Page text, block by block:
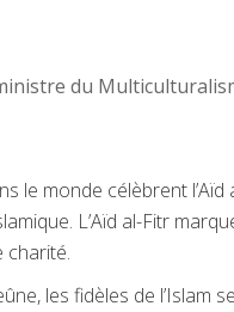
du
le monde célèbrent l’Aïd
L’Aïd al-Fitr
charité.
les fidèles de l’Islam se